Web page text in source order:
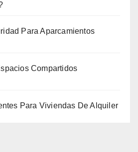
Para Aparcamientos
Compartidos
Para Viviendas De Alquiler